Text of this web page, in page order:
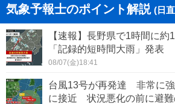
気象予報士のポイント解説 (日
【速報】長野県で1時間に
「記録的短時間大雨」発表
08/07(金)18:41
台風13号が再発達 非常に
に接近 状況悪化の前に避難